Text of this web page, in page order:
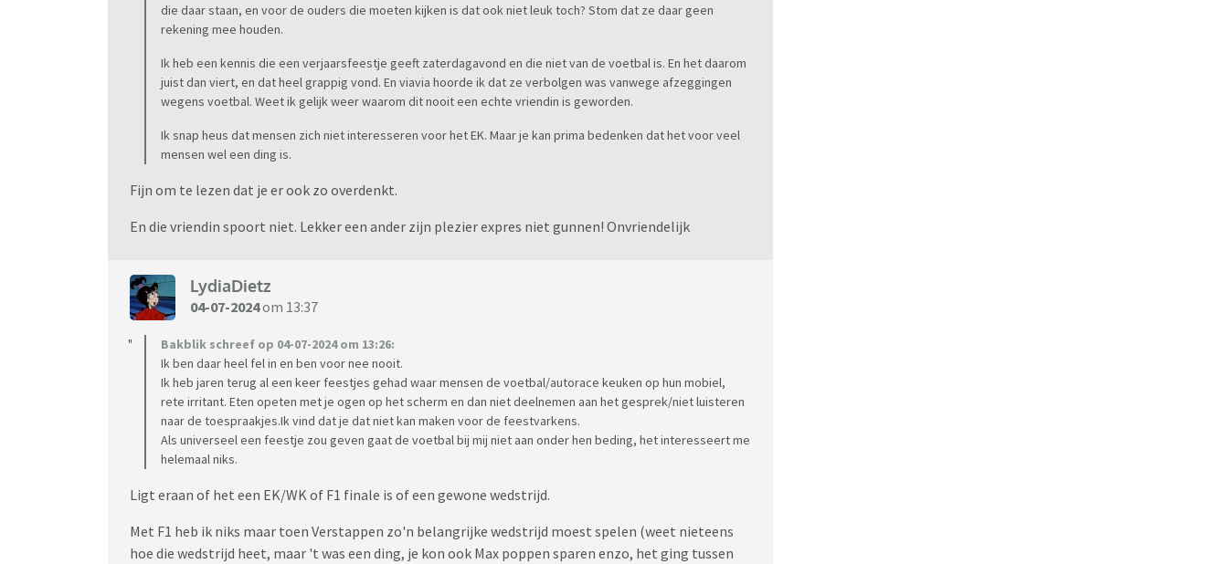
die daar staan, en voor de ouders die moeten kijken is dat ook niet leuk toch? Stom dat ze daar geen
rekening mee houden.
Ik heb een kennis die een verjaarsfeestje geeft zaterdagavond en die niet van de voetbal is. En het daarom
juist dan viert, en dat heel grappig vond. En viavia hoorde ik dat ze verbolgen was vanwege afzeggingen
wegens voetbal. Weet ik gelijk weer waarom dit nooit een echte vriendin is geworden.
Ik snap heus dat mensen zich niet interesseren voor het EK. Maar je kan prima bedenken dat het voor veel
mensen wel een ding is.
Fijn om te lezen dat je er ook zo overdenkt.
En die vriendin spoort niet. Lekker een ander zijn plezier expres niet gunnen! Onvriendelijk
LydiaDietz
04-07-2024om 13:37
Bakblik schreef op 04-07-2024 om 13:26:
Ik ben daar heel fel in en ben voor nee nooit.
Ik heb jaren terug al een keer feestjes gehad waar mensen de voetbal/autorace keuken op hun mobiel,
rete irritant. Eten opeten met je ogen op het scherm en dan niet deelnemen aan het gesprek/niet luisteren
naar de toespraakjes.Ik vind dat je dat niet kan maken voor de feestvarkens.
Als universeel een feestje zou geven gaat de voetbal bij mij niet aan onder hen beding, het interesseert me
helemaal niks.
Ligt eraan of het een EK/WK of F1 finale is of een gewone wedstrijd.
Met F1 heb ik niks maar toen Verstappen zo'n belangrijke wedstrijd moest spelen (weet nieteens
hoe die wedstrijd heet, maar 't was een ding, je kon ook Max poppen sparen enzo, het ging tussen